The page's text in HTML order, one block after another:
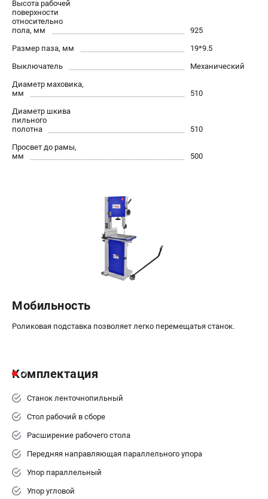
Высота рабочей
поверхности
относительно
пола, мм
925
Размер паза, мм
19*9.5
Выключатель
Механический
Диаметр маховика,
мм
510
Диаметр шкива
пильного
полотна
510
Просвет до рамы,
мм
500
Мобильность
Роликовая подставка позволяет легко перемещатья станок.
Комплектация
Станок ленточнопильный
Стол рабочий в сборе
Расширение рабочего стола
Передняя направляющая параллельного упора
Упор параллельный
Упор угловой